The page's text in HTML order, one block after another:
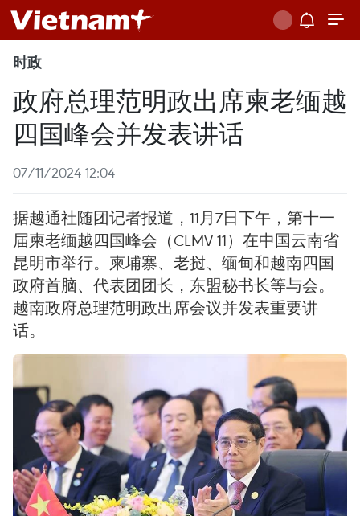
时政
政府总理范明政出席柬老缅越
四国峰会并发表讲话
07/11/2024 12:04
据越通社随团记者报道，11月7日下午，第十一
届柬老缅越四国峰会（CLMV 11）在中国云南省
昆明市举行。柬埔寨、老挝、缅甸和越南四国
政府首脑、代表团团长，东盟秘书长等与会。
越南政府总理范明政出席会议并发表重要讲
话。